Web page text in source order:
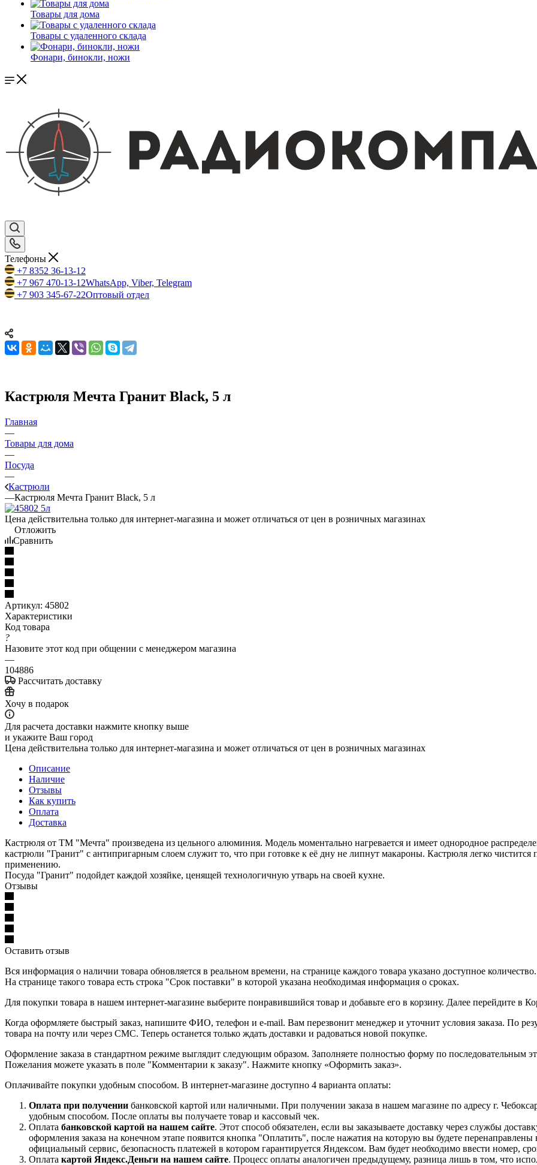
Товары для дома
Товары с удаленного склада
Фонари, бинокли, ножи
Телефоны
+7 8352 36-13-12
+7 967 470-13-12WhatsApp, Viber, Telegram
+7 903 345-67-22Оптовый отдел
Кастрюля Мечта Гранит Black, 5 л
Главная
—
Товары для дома
—
Посуда
—
Кастрюли
—Кастрюля Мечта Гранит Black, 5 л
Цена действительна только для интернет-магазина и может отличаться от цен в розничных магазинах
Отложить
Сравнить
Артикул: 45802
Характеристики
Код товара
?
Назовите этот код при общении с менеджером магазина
—
104886
Рассчитать доставку
Хочу в подарок
Для расчета доставки нажмите кнопку выше
и укажите Ваш город
Цена действительна только для интернет-магазина и может отличаться от цен в розничных магазинах
Описание
Наличие
Отзывы
Как купить
Оплата
Доставка
Кастрюля от ТМ "Мечта" произведена из цельного алюминия. Модель моментально нагревается и имеет однородное
кастрюли "Гранит" с антипригарным слоем служит то, что при готовке к её дну не липнут макароны. Кастрюля легко чистится
применению.
Посуда "Гранит" подойдет каждой хозяйке, ценящей технологичную утварь на своей кухне.
Отзывы
Оставить отзыв
Вся информация о наличии товара обновляется в реальном времени, на странице каждого товара указано доступное
На странице такого товара есть строка "Срок поставки" в которой указана необходимая информация о сроках.
Для покупки товара в нашем интернет-магазине выберите понравившийся товар и добавьте его в корзину. Далее перейдите в
Когда оформляете быстрый заказ, напишите ФИО, телефон и e-mail. Вам перезвонит менеджер и уточнит условия заказа. По
товара на почту или через СМС. Теперь останется только ждать доставки и радоваться новой покупке.
Оформление заказа в стандартном режиме выглядит следующим образом. Заполняете полностью форму по последовательным
Пожелания можете указать в поле "Комментарии к заказу". Нажмите кнопку «Оформить заказ».
Оплачивайте покупки удобным способом. В интернет-магазине доступно 4 варианта оплаты:
Оплата при получении банковской картой или наличными. При получении заказа в нашем магазине по адресу г.
удобным способом. После оплаты вы получаете товар и кассовый чек.
Оплата банковской картой на нашем сайте. Этот способ обязателен, если вы заказываете доставку через службы
оформления заказа на конечном этапе появится кнопка "Оплатить", после нажатия на которую вы будете
официальный сервис, безопасность платежей в котором гарантируется Яндексом. Вам будет необходимо ввести номер,
Оплата картой Яндекс.Деньги на нашем сайте. Процесс оплаты аналогичен предыдущему, разница лишь в том, что